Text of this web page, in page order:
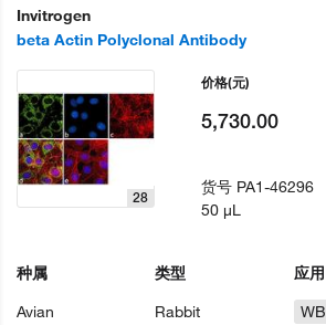
Invitrogen
beta Actin Polyclonal Antibody
28
种属
Avian
类型
Rabbit
应用
WB
价格(元)
5,730.00
货号 PA1-46296
50 µL